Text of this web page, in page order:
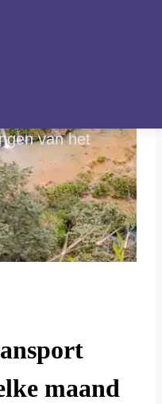
het navigeren
–
langs de
van het
maand